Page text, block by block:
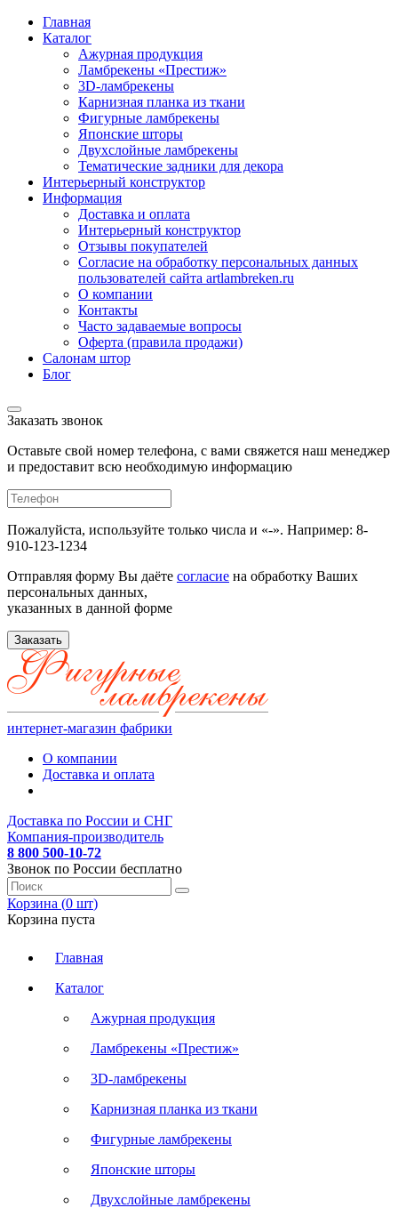
Главная
Каталог
Ажурная продукция
Ламбрекены «Престиж»
3D-ламбрекены
Карнизная планка из ткани
Фигурные ламбрекены
Японские шторы
Двухслойные ламбрекены
Тематические задники для декора
Интерьерный конструктор
Информация
Доставка и оплата
Интерьерный конструктор
Отзывы покупателей
Согласие на обработку персональных данных
пользователей сайта artlambreken.ru
О компании
Контакты
Часто задаваемые вопросы
Оферта (правила продажи)
Салонам штор
Блог
Заказать звонок
Оставьте свой номер телефона, с вами свяжется наш менеджер
и предоставит всю необходимую информацию
Пожалуйста, используйте только числа и «-». Например: 8-
910-123-1234
Отправляя форму Вы даёте согласие на обработку Ваших
персональных данных,
указанных в данной форме
Заказать
интернет-магазин фабрики
О компании
Доставка и оплата
Доставка по России и СНГ
Компания-производитель
8 800 500-10-72
Звонок по России бесплатно
Корзина (0 шт)
Корзина пуста
Главная
Каталог
Ажурная продукция
Ламбрекены «Престиж»
3D-ламбрекены
Карнизная планка из ткани
Фигурные ламбрекены
Японские шторы
Двухслойные ламбрекены